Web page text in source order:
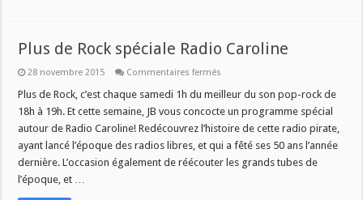
Plus de Rock spéciale Radio Caroline
28 novembre 2015 Commentaires fermés
de
spéciale
Radio
Caroline
Plus de Rock, c’est chaque samedi 1h du meilleur du son pop-rock de
18h à 19h. Et cette semaine, JB vous concocte un programme spécial
autour de Radio Caroline! Redécouvrez l’histoire de cette radio pirate,
ayant lancé l’époque des radios libres, et qui a fêté ses 50 ans l’année
dernière. L’occasion également de réécouter les grands tubes de
l’époque, et …